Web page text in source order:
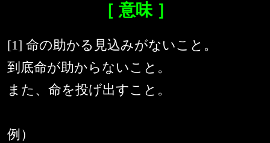
［ 意味 ］
[1] 命の助かる見込みがないこと。
到底命が助からないこと。
また、命を投げ出すこと。
例）